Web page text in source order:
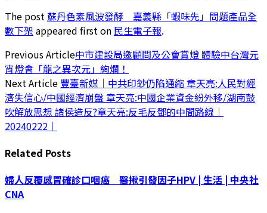
The post 蘇丹色素風波發酵 嘉義縣「蝦味先」問題產品全
數下架 appeared first on 民生電子報.
Previous Article中市建設局邀顧問及公會賞燈 體驗中台灣元
宵燈會「龍之異次元」絢爛！
Next Article 豐臺新媒｜中共印鈔仍陷通縮 章天亮:人民對經
濟失信心/中國經濟崩盤 章天亮:中國企業資金紛外移/湖南鼓
吹解放思想 諸侯造反?章天亮:反毛反鄧的中間路線｜
20240222｜
Related Posts
婦人反覆感冒確診口咽癌 醫揪引發因子HPV | 生活 | 中央社
CNA